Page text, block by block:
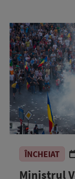
ÎNCHEIAT
Ministrul